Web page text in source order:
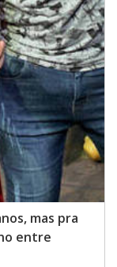
mas pra
entre